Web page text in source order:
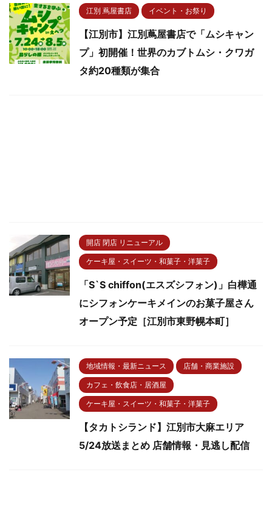
江別 蔦屋書店 イベント・お祭り
【江別市】江別蔦屋書店で「ムシキャン
プ」初開催！世界のカブトムシ・クワガ
タ約20種類が集合
開店 閉店 リニューアル
ケーキ屋・スイーツ・和菓子・洋菓子
「S`S chiffon(エスズシフォン)」白樺通
にシフォンケーキメインのお菓子屋さん
オープン予定［江別市東野幌本町］
地域情報・最新ニュース 店舗・商業施設
カフェ・飲食店・居酒屋
ケーキ屋・スイーツ・和菓子・洋菓子
【タカトシランド】江別市大麻エリア
5/24放送まとめ 店舗情報・見逃し配信